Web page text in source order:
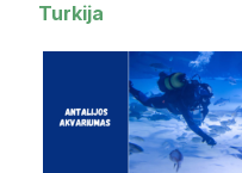
Turkija